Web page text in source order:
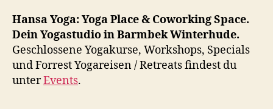
Hansa Yoga: Yoga Place & Coworking Space.
Dein Yogastudio in Barmbek Winterhude.
Geschlossene Yogakurse, Workshops, Specials
und Forrest Yogareisen / Retreats findest du
unterEvents.